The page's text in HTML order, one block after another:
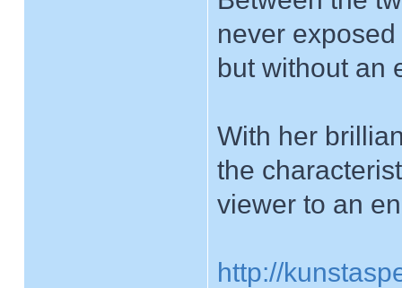
never
but without an
With her
the
viewer to an
http://